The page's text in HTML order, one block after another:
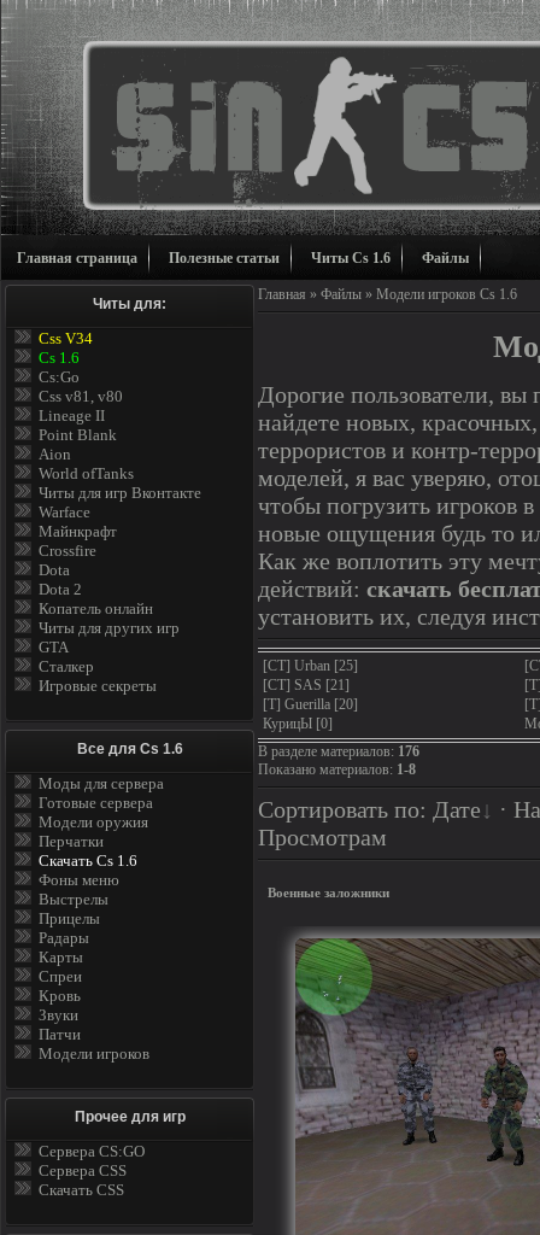
Главная страница Полезные статьи Читы Cs 1.6 Файлы
Читы для:
Css V34
Cs 1.6
Cs:Go
Css v81, v80
Lineage II
Point Blank
Aion
World ofTanks
Читы для игр Вконтакте
Warface
Майнкрафт
Crossfire
Dota
Dota 2
Копатель онлайн
Читы для других игр
GTA
Сталкер
Игровые секреты
Все для Cs 1.6
Моды для сервера
Готовые сервера
Модели оружия
Перчатки
Скачать Cs 1.6
Фоны меню
Выстрелы
Прицелы
Радары
Карты
Спреи
Кровь
Звуки
Патчи
Модели игроков
Прочее для игр
Сервера CS:GO
Сервера CSS
Скачать CSS
Главная » Файлы » Модели игроков Cs 1.6
Дорогие пользователи, вы
найдете новых,
террористов и контр-
моделей, я вас уверяю,
чтобы погрузить игроков
новые ощущения будь то
Как же воплотить эту
действий: скачать
установить их, следуя
[CT] Urban [25]
[CT] SAS [21]
[T] Guerilla [20]
КурицЫ [0]
В разделе материалов: 176
Показано материалов: 1-8
Сортировать по: Дате ·
Просмотрам
Военные заложники